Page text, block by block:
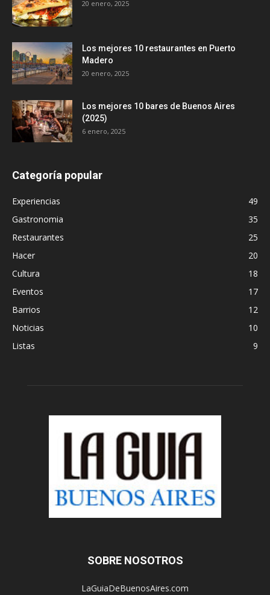
20 enero, 2025
Los mejores 10 restaurantes en Puerto
Madero
20 enero, 2025
Los mejores 10 bares de Buenos Aires
(2025)
6 enero, 2025
Categoría popular
Experiencias
49
Gastronomia
35
Restaurantes
25
Hacer
20
Cultura
18
Eventos
17
Barrios
12
Noticias
10
Listas
9
SOBRE NOSOTROS
LaGuiaDeBuenosAires.com